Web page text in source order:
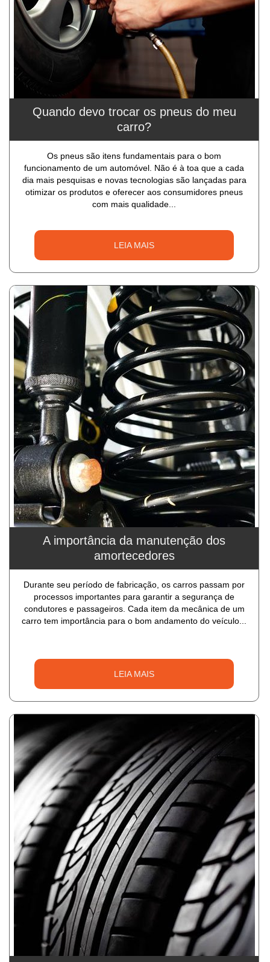
Quando devo trocar os pneus do meu
carro?
Os pneus são itens fundamentais para o bom
funcionamento de um automóvel. Não é à toa que a cada
dia mais pesquisas e novas tecnologias são lançadas para
otimizar os produtos e oferecer aos consumidores pneus
com mais qualidade...
LEIA MAIS
A importância da manutenção dos
amortecedores
Durante seu período de fabricação, os carros passam por
processos importantes para garantir a segurança de
condutores e passageiros. Cada item da mecânica de um
carro tem importância para o bom andamento do veículo...
LEIA MAIS